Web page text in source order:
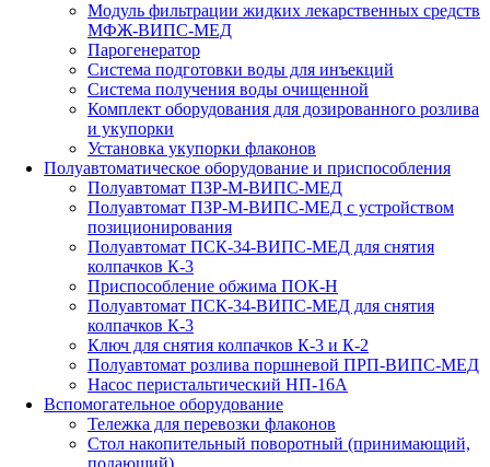
Модуль фильтрации жидких лекарственных средств
МФЖ-ВИПС-МЕД
Парогенератор
Система подготовки воды для инъекций
Система получения воды очищенной
Комплект оборудования для дозированного розлива
и укупорки
Установка укупорки флаконов
Полуавтоматическое оборудование и приспособления
Полуавтомат ПЗР-М-ВИПС-МЕД
Полуавтомат ПЗР-М-ВИПС-МЕД с устройством
позиционирования
Полуавтомат ПСК-34-ВИПС-МЕД для снятия
колпачков К-3
Приспособление обжима ПОК-Н
Полуавтомат ПСК-34-ВИПС-МЕД для снятия
колпачков К-3
Ключ для снятия колпачков К-3 и К-2
Полуавтомат розлива поршневой ПРП-ВИПС-МЕД
Насос перистальтический НП-16А
Вспомогательное оборудование
Тележка для перевозки флаконов
Стол накопительный поворотный (принимающий,